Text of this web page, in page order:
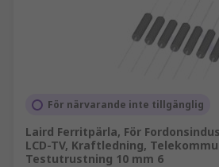
För närvarande inte tillgänglig
Laird Ferritpärla, För
LCD-TV, Kraftledning,
Testutrustning 10 mm 6